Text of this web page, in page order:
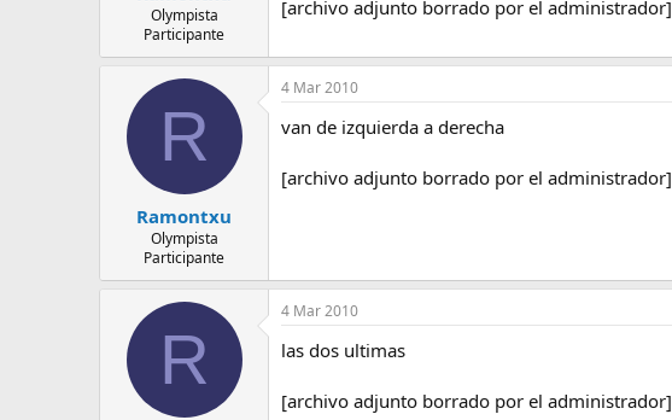
Olympista
Participante
[archivo adjunto borrado por el administrador]
R
Ramontxu
Olympista
Participante
4 Mar 2010
van de izquierda a derecha
[archivo adjunto borrado por el administrador]
R
4 Mar 2010
las dos ultimas
[archivo adjunto borrado por el administrador]